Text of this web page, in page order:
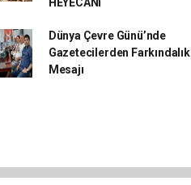
Dünya Çevre Günü’nde
Gazetecilerden Farkındalık
Mesajı